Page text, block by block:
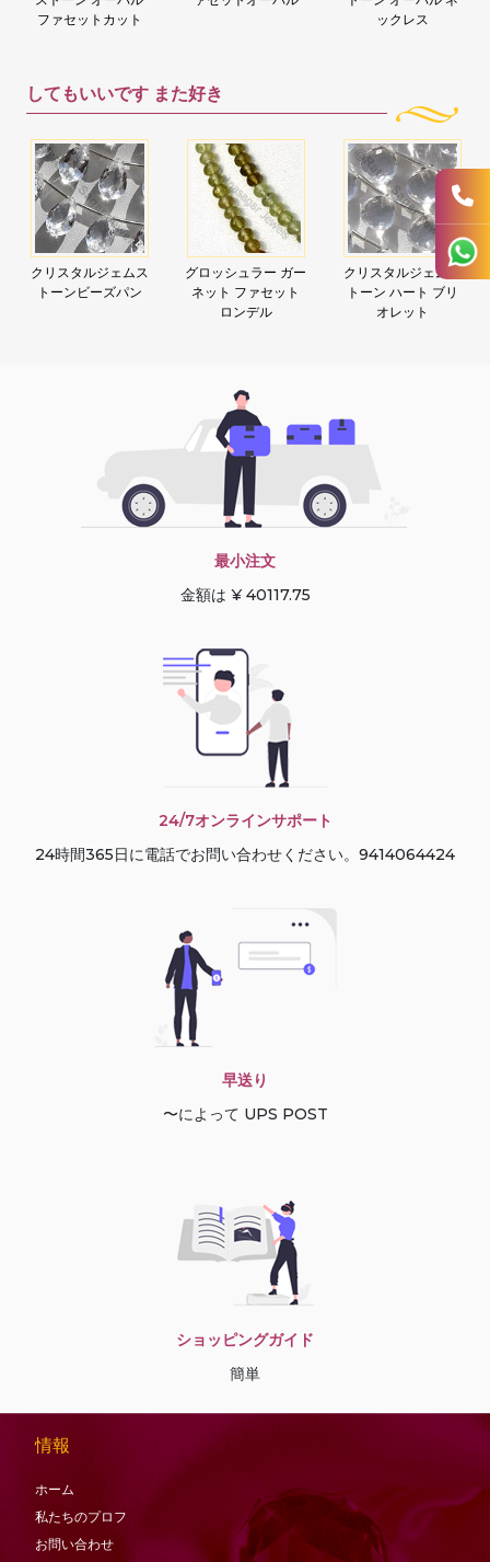
ファセットカット
ックレス
してもいいです また好き
クリスタルジェムス
トーンビーズパン
グロッシュラー ガー
ネット ファセット
ロンデル
クリスタルジェムス
トーン ハート ブリ
オレット
最小注文
金額は ¥ 40117.75
24/7オンラインサポート
24時間365日に電話でお問い合わせください。9414064424
早送り
〜によって UPS POST
ショッピングガイド
簡単
情報
ホーム
私たちのプロフ
お問い合わせ